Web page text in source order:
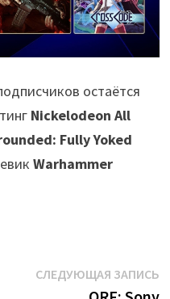
остаётся
Nickelodeon All
Fully Yoked
Warhammer
СЛЕДУЮЩАЯ ЗАПИСЬ